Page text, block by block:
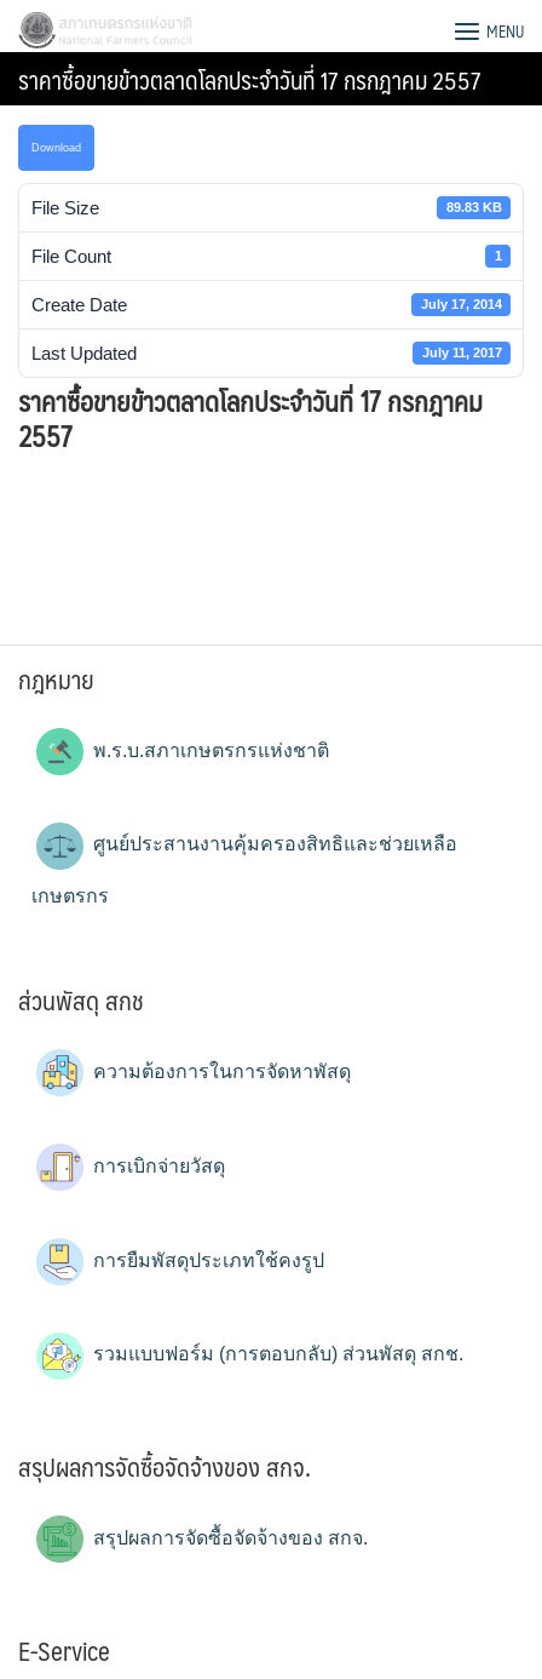
Skip
content
สภาเกษตรกรแห่งชาติ MENU
ราคาซื้อขายข้าวตลาดโลกประจำวันที่ 17 กรกฎาคม 2557
Download
File Size 89.83 KB
File Count 1
Create Date July 17, 2014
Last Updated July 11, 2017
ราคาซื้อขายข้าวตลาดโลกประจำวันที่ 17 กรกฎาคม
2557
กฎหมาย
พ.ร.บ.สภาเกษตรกรแห่งชาติ
ศูนย์ประสานงานคุ้มครองสิทธิและช่วยเหลือ
เกษตรกร
ส่วนพัสดุ สกช
ความต้องการในการจัดหาพัสดุ
การเบิกจ่ายวัสดุ
การยืมพัสดุประเภทใช้คงรูป
รวมแบบฟอร์ม (การตอบกลับ) ส่วนพัสดุ สกช.
สรุปผลการจัดซื้อจัดจ้างของ สกจ.
สรุปผลการจัดซื้อจัดจ้างของ สกจ.
E-Service